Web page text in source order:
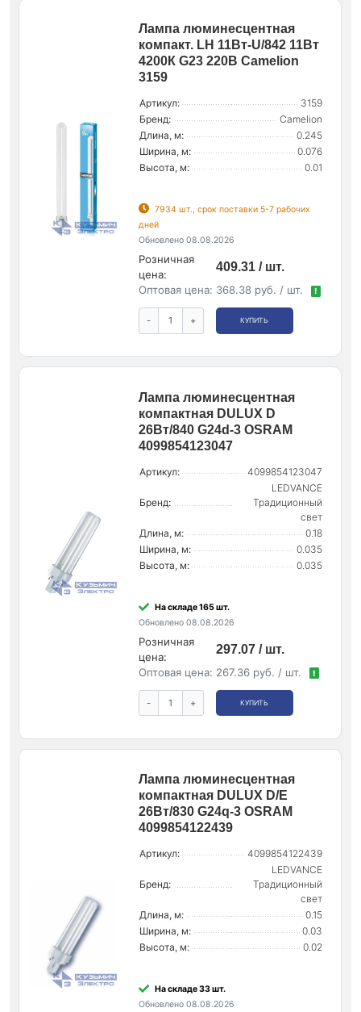
Лампа люминесцентная
компакт. LH 11Вт-U/842 11Вт
4200К G23 220В Camelion
3159
Артикул:
3159
Бренд:
Camelion
Длина, м:
0.245
Ширина, м:
0.076
Высота, м:
0.01
7934 шт., срок поставки 5-7 рабочих
дней
Обновлено 08.08.2026
Розничная
цена:
409.31 / шт.
Оптовая цена: 368.38 руб. / шт. !
- + КУПИТЬ
Лампа люминесцентная
компактная DULUX D
26Вт/840 G24d-3 OSRAM
4099854123047
Артикул: 4099854123047
Бренд:
LEDVANCE
Традиционный
свет
Длина, м:
0.18
Ширина, м:
0.035
Высота, м:
0.035
На складе 165 шт.
Обновлено 08.08.2026
Розничная
цена:
297.07 / шт.
Оптовая цена: 267.36 руб. / шт. !
- + КУПИТЬ
Лампа люминесцентная
компактная DULUX D/E
26Вт/830 G24q-3 OSRAM
4099854122439
Артикул: 4099854122439
Бренд:
LEDVANCE
Традиционный
свет
Длина, м:
0.15
Ширина, м:
0.03
Высота, м:
0.02
На складе 33 шт.
Обновлено 08.08.2026